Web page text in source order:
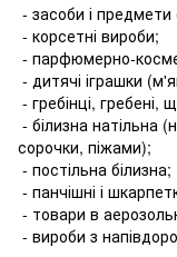
- засоби і предмети
- корсетні вироби;
- парфюмерно-
- дитячі іграшки
- гребінці, гребені,
- білизна натільна
сорочки, піжами);
- постільна білизна;
- панчішні і
- товари в
- вироби з